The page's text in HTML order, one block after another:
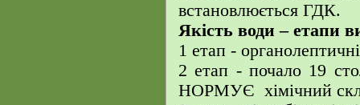
встановлюється ГДК.
Якість води – етапи
1 етап -
2 етап - почало 19
НОРМУЄ хімічний